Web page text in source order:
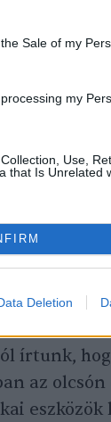
Sale of my
my
Use,
that Is Unrelated
Deletion
írtunk,
az
eszközök